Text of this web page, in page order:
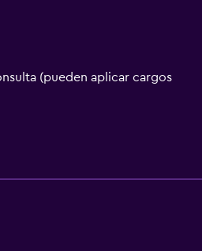
(pueden aplicar cargos